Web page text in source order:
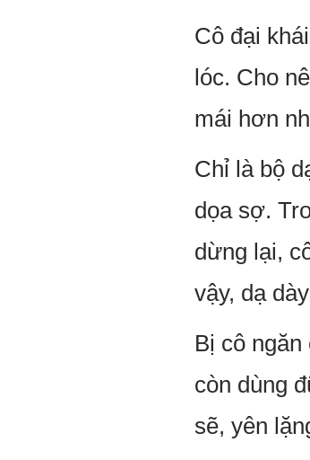
Cô đại
lóc. Cho
mái hơn
Chỉ là bộ
dọa sợ.
dừng lại,
vậy, dạ
Bị cô
còn dùng
sẽ, yên